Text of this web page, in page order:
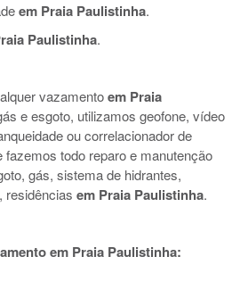
em Praia Paulistinha.
Paulistinha.
vazamentoem Praia
e esgoto, utilizamos geofone, vídeo
ou correlacionador de
todo reparo e manutenção
gás, sistema de hidrantes,
residências em Praia Paulistinha.
em Praia Paulistinha: